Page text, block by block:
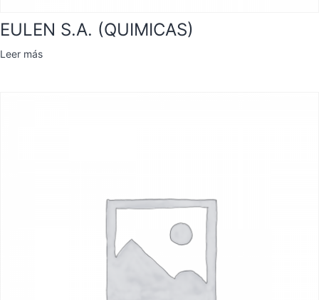
EULEN S.A. (QUIMICAS)
Leer más